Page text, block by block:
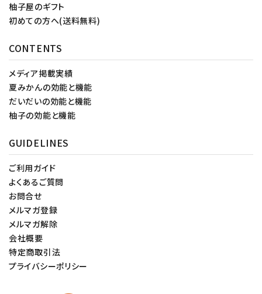
柚子屋のギフト
初めての方へ(送料無料)
CONTENTS
メディア掲載実績
夏みかんの効能と機能
だいだいの効能と機能
柚子の効能と機能
GUIDELINES
ご利用ガイド
よくあるご質問
お問合せ
メルマガ登録
メルマガ解除
会社概要
特定商取引法
プライバシーポリシー